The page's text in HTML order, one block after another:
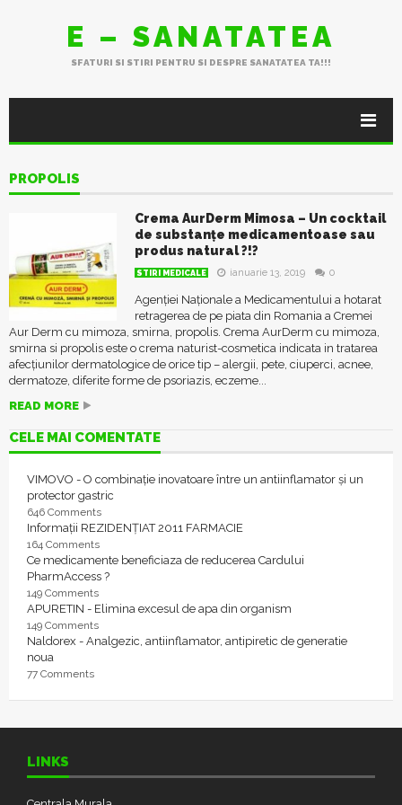
E – SANATATEA
SFATURI SI STIRI PENTRU SI DESPRE SANATATEA TA!!!
PROPOLIS
Crema AurDerm Mimosa – Un cocktail
de substanțe medicamentoase sau
produs natural ?!?
STIRI MEDICALE ianuarie 13, 2019 0
Agenției Naționale a Medicamentului a hotarat
retragerea de pe piata din Romania a Cremei
Aur Derm cu mimoza, smirna, propolis. Crema AurDerm cu mimoza,
smirna si propolis este o crema naturist-cosmetica indicata in tratarea
afecțiunilor dermatologice de orice tip – alergii, pete, ciuperci, acnee,
dermatoze, diferite forme de psoriazis, eczeme...
READ MORE
CELE MAI COMENTATE
VIMOVO - O combinație inovatoare între un antiinflamator și un
protector gastric
646 Comments
Informații REZIDENȚIAT 2011 FARMACIE
164 Comments
Ce medicamente beneficiaza de reducerea Cardului
PharmAccess ?
149 Comments
APURETIN - Elimina excesul de apa din organism
149 Comments
Naldorex - Analgezic, antiinflamator, antipiretic de generatie
noua
77 Comments
LINKS